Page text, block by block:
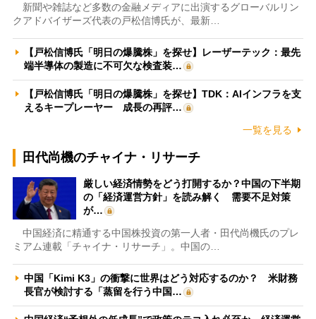
新聞や雑誌など多数の金融メディアに出演するグローバルリン
クアドバイザーズ代表の戸松信博氏が、最新…
【戸松信博氏「明日の爆騰株」を探せ】レーザーテック：最先
端半導体の製造に不可欠な検査装…
【戸松信博氏「明日の爆騰株」を探せ】TDK：AIインフラを支
えるキープレーヤー 成長の再評…
一覧を見る
田代尚機のチャイナ・リサーチ
厳しい経済情勢をどう打開するか？中国の下半期
の「経済運営方針」を読み解く 需要不足対策
が…
中国経済に精通する中国株投資の第一人者・田代尚機氏のプレ
ミアム連載「チャイナ・リサーチ」。中国の…
中国「Kimi K3」の衝撃に世界はどう対応するのか？ 米財務
長官が検討する「蒸留を行う中国…